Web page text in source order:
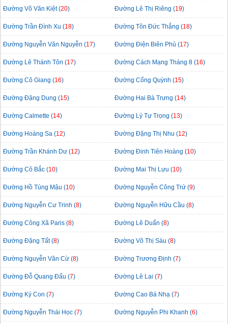
Đường Võ Văn Kiệt (20) Đường Lê Thị Riêng (19)
Đường Trần Đình Xu (18) Đường Tôn Đức Thắng (18)
Đường Nguyễn Văn Nguyễn (17) Đường Điện Biên Phủ (17)
Đường Lê Thánh Tôn (17) Đường Cách Mạng Tháng 8 (16)
Đường Cô Giang (16) Đường Cống Quỳnh (15)
Đường Đặng Dung (15) Đường Hai Bà Trưng (14)
Đường Calmette (14) Đường Lý Tự Trọng (13)
Đường Hoàng Sa (12) Đường Đặng Thị Nhu (12)
Đường Trần Khánh Dư (12) Đường Đinh Tiên Hoàng (10)
Đường Cô Bắc (10) Đường Mai Thị Lựu (10)
Đường Hồ Tùng Mậu (10) Đường Nguyễn Công Trứ (9)
Đường Nguyễn Cư Trinh (8) Đường Nguyễn Hữu Cầu (8)
Đường Công Xã Paris (8) Đường Lê Duẩn (8)
Đường Đặng Tất (8) Đường Võ Thị Sáu (8)
Đường Nguyễn Văn Cừ (8) Đường Trương Định (7)
Đường Đỗ Quang Đẩu (7) Đường Lê Lai (7)
Đường Ký Con (7) Đường Cao Bá Nhạ (7)
Đường Nguyễn Thái Học (7) Đường Nguyễn Phi Khanh (6)